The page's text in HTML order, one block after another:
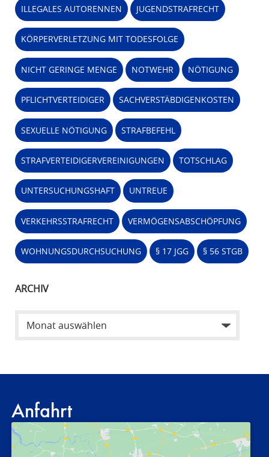
ILLEGALES AUTORENNEN JUGENDSTRAFRECHT
KÖRPERVERLETZUNG MIT TODESFOLGE
NICHT GERINGE MENGE NOTWEHR NÖTIGUNG
PFLICHTVERTEIDIGER SACHVERSTÄBDIGENKOSTEN
SEXUELLE NÖTIGUNG STRAFBEFEHL
STRAFVERTEIDIGERVEREINIGUNGEN TOTSCHLAG
UNTERSUCHUNGSHAFT UNTREUE
VERKEHRSSTRAFRECHT VERMÖGENSABSCHÖPFUNG
WOHNUNGSDURCHSUCHUNG § 17 JGG § 56 STGB
ARCHIV
Anfahrt